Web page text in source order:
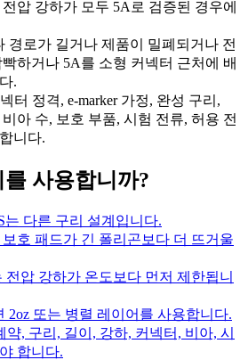
압 강하가 모두 5A로 검증된 경우에
경로가 길거나 제품이 밀폐되거나 전
하거나 5A를 소형 커넥터 근처에 배
.
터 정격, e-marker 가정, 완성 구리,
아 수, 보호 부품, 시험 전류, 허용 전
니다.
를 사용합니까?
는 다른 구리 설계입니다.
호 패드가 긴 폴리곤보다 더 뜨거울
전압 강하가 온도보다 먼저 제한됩니
2oz 또는 병렬 레이어를 사용합니다.
약, 구리, 길이, 강하, 커넥터, 비아, 시
합니다.